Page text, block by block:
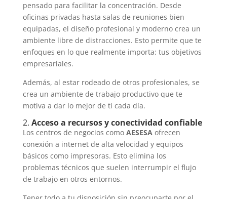
pensado para facilitar la concentración. Desde
oficinas privadas hasta salas de reuniones bien
equipadas, el diseño profesional y moderno crea un
ambiente libre de distracciones. Esto permite que te
enfoques en lo que realmente importa: tus objetivos
empresariales.
Además, al estar rodeado de otros profesionales, se
crea un ambiente de trabajo productivo que te
motiva a dar lo mejor de ti cada día.
2. Acceso a recursos y conectividad confiable
Los centros de negocios como AESESA ofrecen
conexión a internet de alta velocidad y equipos
básicos como impresoras. Esto elimina los
problemas técnicos que suelen interrumpir el flujo
de trabajo en otros entornos.